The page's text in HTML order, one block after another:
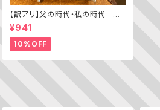
【訳アリ】父の時代・私の時代 ─
わがエディトリアル・デザイン史
¥941
10%OFF